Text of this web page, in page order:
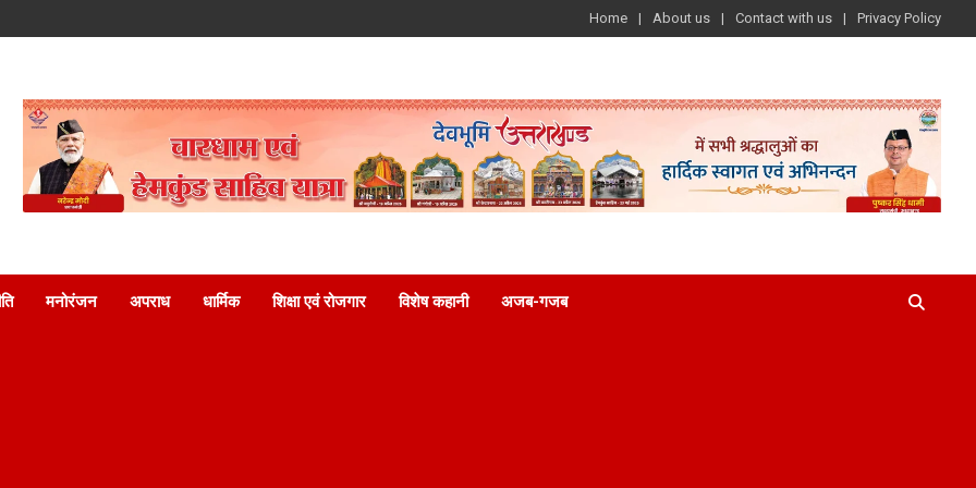
Home About us Contact with us Privacy Policy
मनोरंजन अपराध धार्मिक शिक्षा एवं रोजगार विशेष कहानी अजब-गजब